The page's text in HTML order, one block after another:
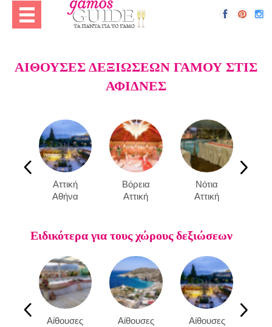
ΑΙΘΟΥΣΕΣ ΔΕΞΙΩΣΕΩΝ ΓΑΜΟΥ ΣΤΙΣ
ΑΦΙΔΝΕΣ
Αττική
Αθήνα
Βόρεια
Αττική
Νότια
Αττική
Ειδικότερα για τους χώρους δεξιώσεων
Αίθουσες
Αίθουσες
Αίθουσες